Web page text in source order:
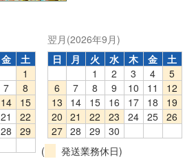
金
土
1
7
8
14
15
21
22
28
29
翌月(2026年9月)
日
月 火 水 木 金
土
1
2 3 4
5
6
7 8 9 10 11
12
13
14 15 16 17 18
19
20
21 22 23 24 25
26
27 28 29
30
(
発送業務休日)